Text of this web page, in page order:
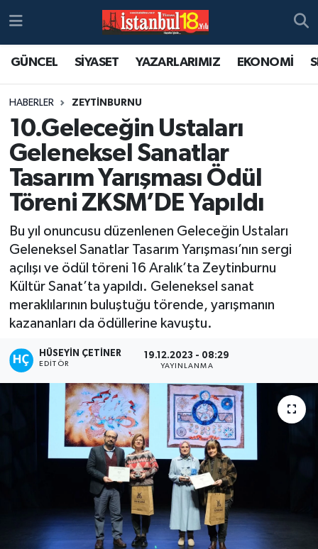
GÜNCEL SİYASET YAZARLARIMIZ EKONOMİ
HABERLER ZEYTİNBURNU
10.Geleceğin Ustaları
Geleneksel Sanatlar
Tasarım Yarışması Ödül
Töreni ZKSM’DE Yapıldı
Bu yıl onuncusu düzenlenen Geleceğin Ustaları
Geleneksel Sanatlar Tasarım Yarışması’nın sergi
açılışı ve ödül töreni 16 Aralık’ta Zeytinburnu
Kültür Sanat’ta yapıldı. Geleneksel sanat
meraklılarının buluştuğu törende, yarışmanın
kazananları da ödüllerine kavuştu.
HÜSEYIN ÇETINER
EDITÖR
19.12.2023 - 08:29
YAYINLANMA